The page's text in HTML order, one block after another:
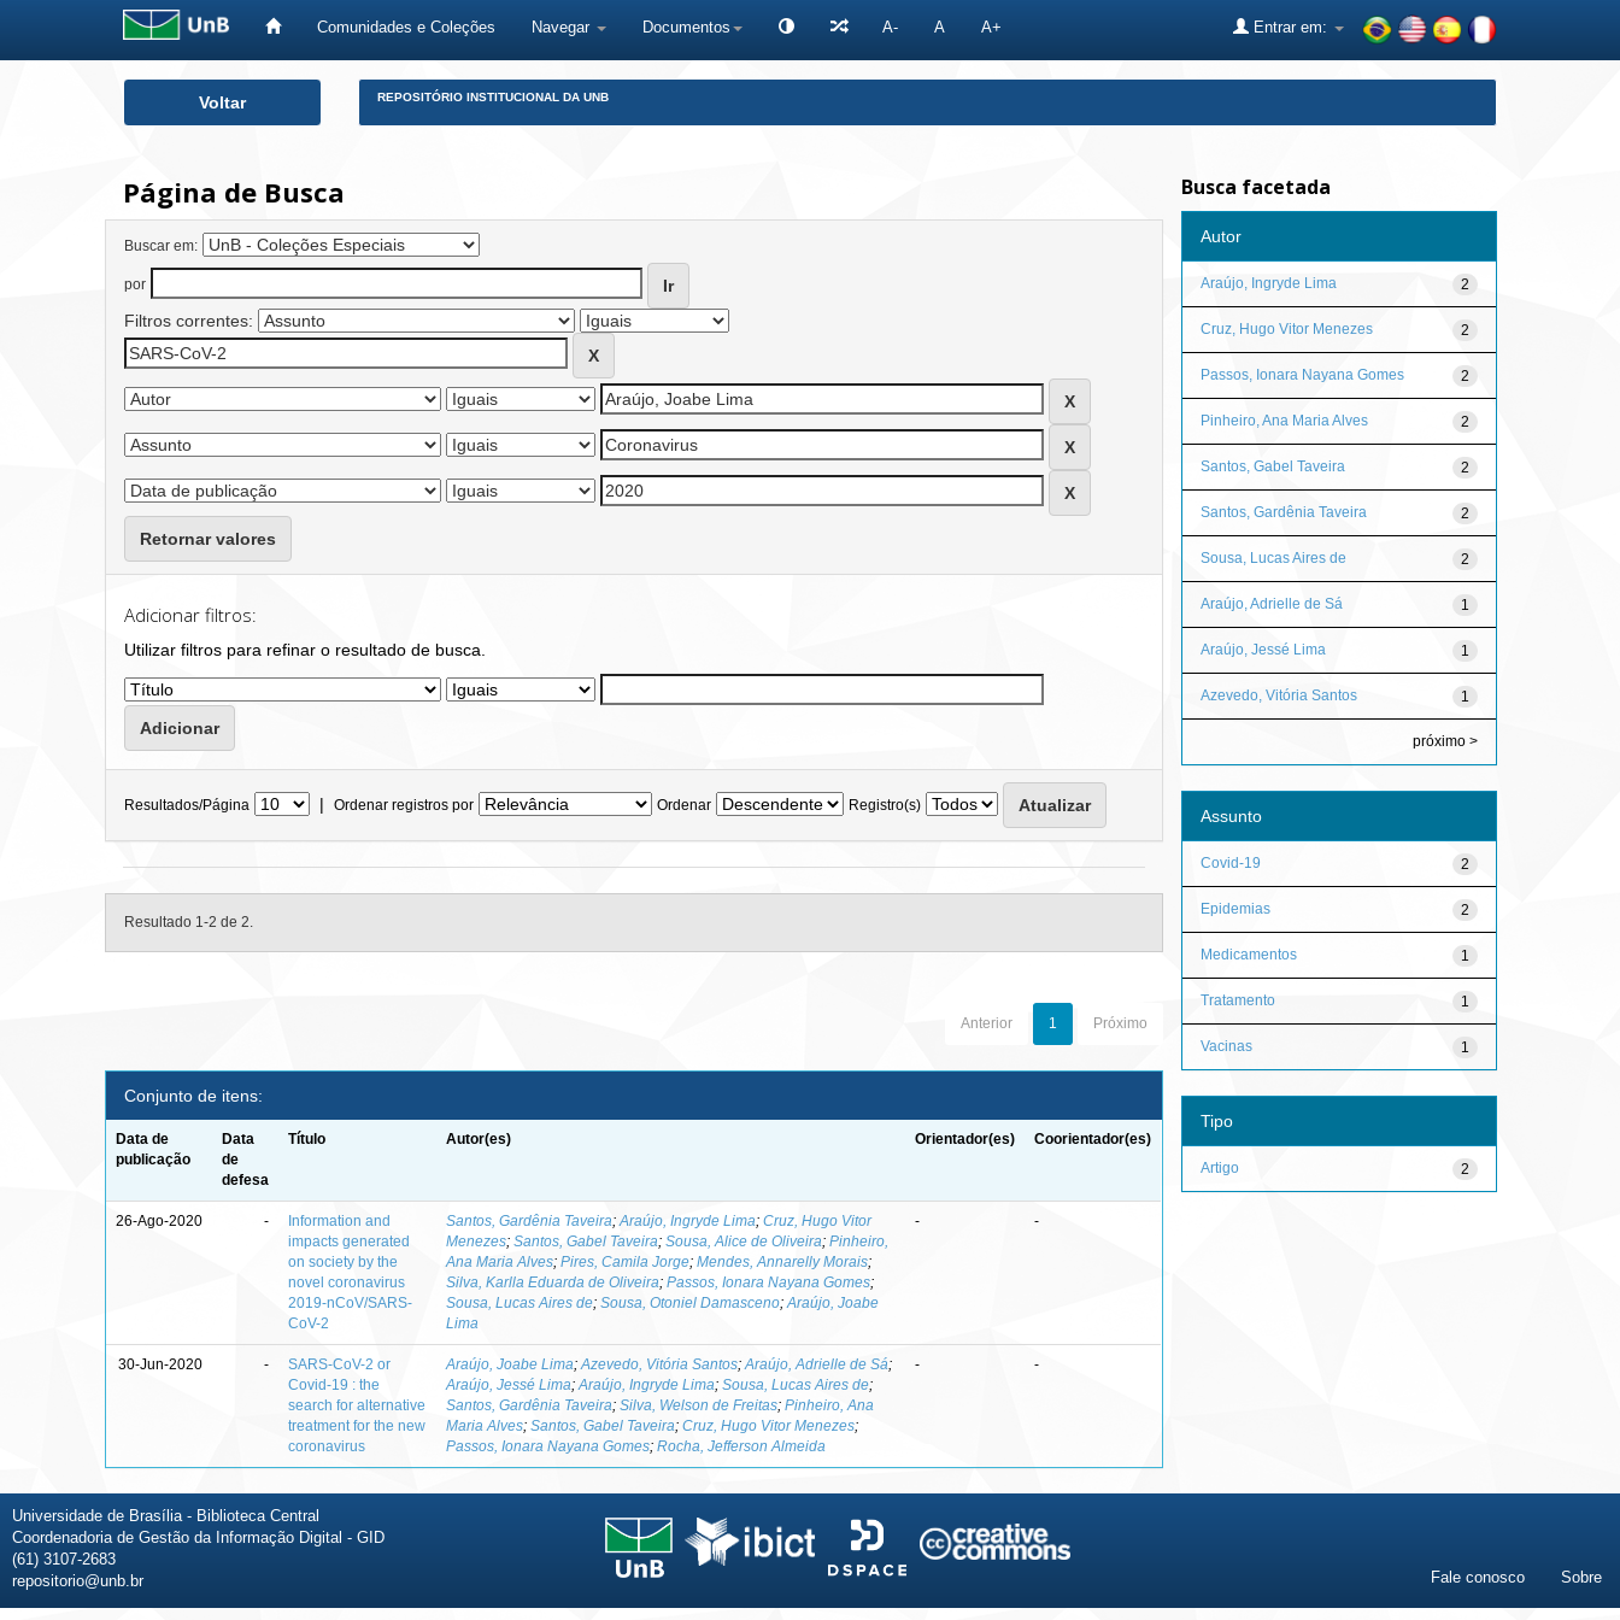
Comunidades e Coleções Navegar Documentos A- A A+ Entrar em:
Voltar REPOSITÓRIO INSTITUCIONAL DA UNB
Página de Busca
Buscar em:
por
Filtros correntes:
Retornar valores
Adicionar filtros:
Utilizar filtros para refinar o resultado de busca.
Resultados/Página | Ordenar registros por Ordenar Registro(s)
Resultado 1-2 de 2.
Anterior 1 Próximo
Conjunto de itens:
Data de
publicação
Data
de
defesa
Título Autor(es) Orientador(es) Coorientador(es)
26-Ago-2020 -
Information and
impacts generated
on society by the
novel coronavirus
2019-nCoV/SARS-
CoV-2
Santos, Gardênia Taveira;Araújo, Ingryde Lima;Cruz, Hugo Vitor
Menezes;Santos, Gabel Taveira;Sousa, Alice de Oliveira;Pinheiro,
Ana Maria Alves;Pires, Camila Jorge;Mendes, Annarelly Morais;
Silva, Karlla Eduarda de Oliveira;Passos, Ionara Nayana Gomes;
Sousa, Lucas Aires de;Sousa, Otoniel Damasceno;Araújo, Joabe
Lima
- -
30-Jun-2020 -
SARS-CoV-2 or
Covid-19 : the
search for alternative
treatment for the new
coronavirus
Araújo, Joabe Lima;Azevedo, Vitória Santos;Araújo, Adrielle de Sá;
Araújo, Jessé Lima;Araújo, Ingryde Lima;Sousa, Lucas Aires de;
Santos, Gardênia Taveira;Silva, Welson de Freitas;Pinheiro, Ana
Maria Alves;Santos, Gabel Taveira;Cruz, Hugo Vitor Menezes;
Passos, Ionara Nayana Gomes;Rocha, Jefferson Almeida
- -
Busca facetada
Autor
2
Araújo, Ingryde Lima
2
Cruz, Hugo Vitor Menezes
2
Passos, Ionara Nayana Gomes
2
Pinheiro, Ana Maria Alves
2
Santos, Gabel Taveira
2
Santos, Gardênia Taveira
2
Sousa, Lucas Aires de
1
Araújo, Adrielle de Sá
1
Araújo, Jessé Lima
1
Azevedo, Vitória Santos
próximo >
Assunto
2
Covid-19
2
Epidemias
1
Medicamentos
1
Tratamento
1
Vacinas
Tipo
2
Artigo
Universidade de Brasília - Biblioteca Central
Coordenadoria de Gestão da Informação Digital - GID
(61) 3107-2683
repositorio@unb.br
Fale conosco Sobre